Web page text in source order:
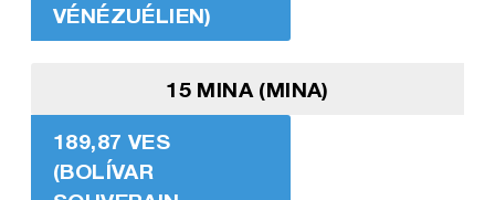
VÉNÉZUÉLIEN)
15 MINA (MINA)
189,87 VES
(BOLÍVAR